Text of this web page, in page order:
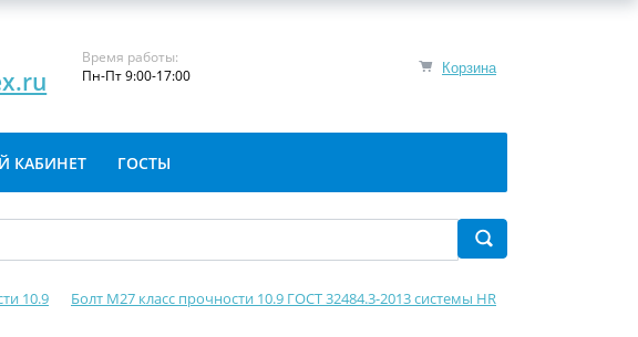
Корзина
Время работы:
Пн-Пт 9:00-17:00
КАБИНЕТ ГОСТЫ
10.9
Болт М27 класс прочности 10.9 ГОСТ 32484.3-2013 системы HR